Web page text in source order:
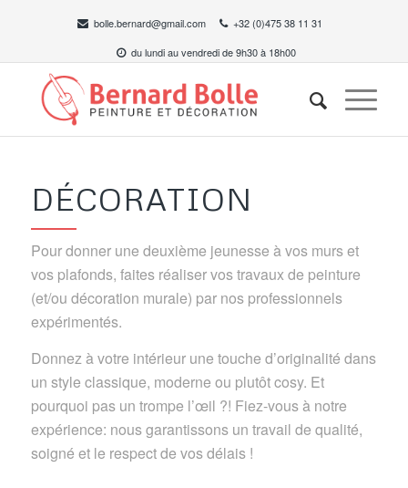
bolle.bernard@gmail.com
+32 (0)475 38 11 31
du lundi au vendredi de 9h30 à 18h00
DÉCORATION
Pour donner une deuxième jeunesse à vos murs et
vos plafonds, faites réaliser vos travaux de peinture
(et/ou décoration murale) par nos professionnels
expérimentés.
Donnez à votre intérieur une touche d’originalité dans
un style classique, moderne ou plutôt cosy. Et
pourquoi pas un trompe l’œil ?! Fiez-vous à notre
expérience: nous garantissons un travail de qualité,
soigné et le respect de vos délais !